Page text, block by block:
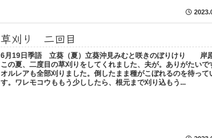
草刈り 二回目
6月19日季語 立葵（夏）立葵沖見みむと咲きのぼりけり 岸
この夏、二度目の草刈りをしてくれました、夫が。ありがたいで
オルレアも全部刈りました。倒したまま種がこぼれるのを待って
す。ワレモコウももう少ししたら、根元まで刈り込もう...